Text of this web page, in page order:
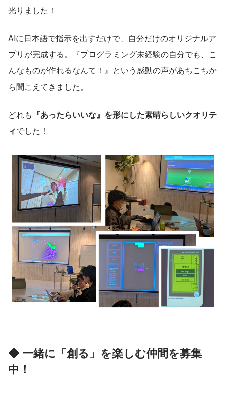
光りました！
AIに日本語で指示を出すだけで、自分だけのオリジナルア
プリが完成する。『プログラミング未経験の自分でも、こ
んなものが作れるなんて！』という感動の声があちこちか
ら聞こえてきました。
どれも 『あったらいいな』を形にした素晴らしいクオリテ
ィでした！
◆ 一緒に「創る」を楽しむ仲間を募集
中！